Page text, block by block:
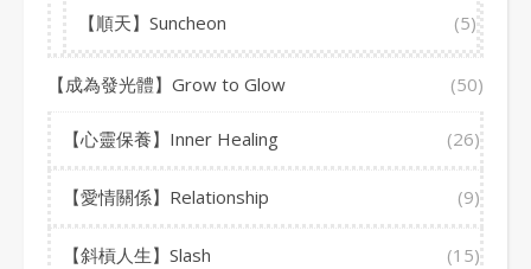
【順天】Suncheon (5)
【成為發光體】Grow to Glow (50)
【心靈保養】Inner Healing (26)
【愛情關係】Relationship (9)
【斜槓人生】Slash (15)